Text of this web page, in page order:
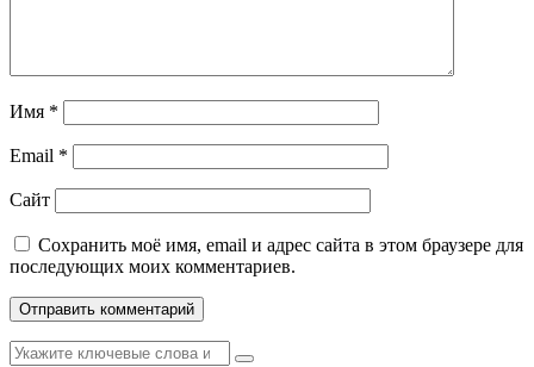
Имя *
Email *
Сайт
Сохранить моё имя, email и адрес сайта в этом браузере для
последующих моих комментариев.
Найти: